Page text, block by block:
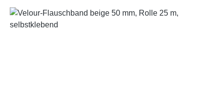
Bildergalerie überspringen